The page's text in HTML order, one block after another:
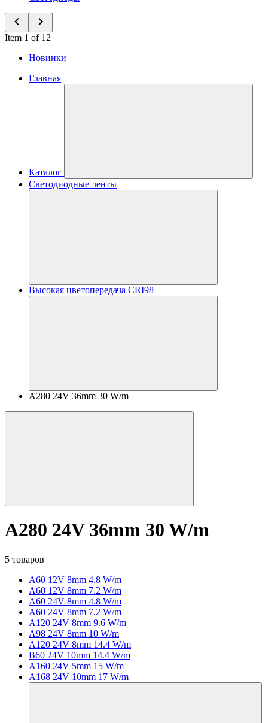
Item 1 of 12
Новинки
Главная
Каталог
Светодиодные ленты
Высокая цветопередача CRI98
A280 24V 36mm 30 W/m
A280 24V 36mm 30 W/m
5 товаров
A60 12V 8mm 4.8 W/m
A60 12V 8mm 7.2 W/m
A60 24V 8mm 4.8 W/m
A60 24V 8mm 7.2 W/m
A120 24V 8mm 9.6 W/m
A98 24V 8mm 10 W/m
A120 24V 8mm 14.4 W/m
B60 24V 10mm 14.4 W/m
A160 24V 5mm 15 W/m
A168 24V 10mm 17 W/m